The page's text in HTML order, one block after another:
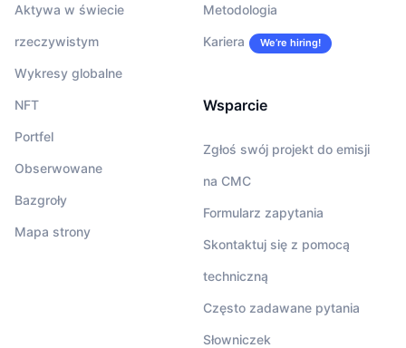
Aktywa w świecie
rzeczywistym
Wykresy globalne
NFT
Portfel
Obserwowane
Bazgroły
Mapa strony
Metodologia
Kariera We’re hiring!
Wsparcie
Zgłoś swój projekt do emisji
na CMC
Formularz zapytania
Skontaktuj się z pomocą
techniczną
Często zadawane pytania
Słowniczek